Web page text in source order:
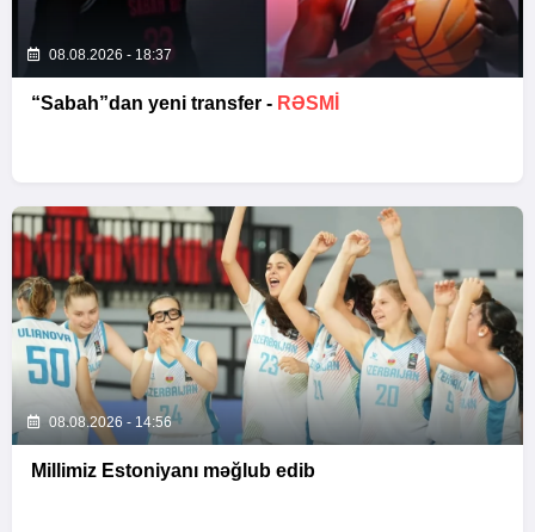
08.08.2026 - 18:37
“Sabah”dan yeni transfer - RƏSMİ
08.08.2026 - 14:56
Millimiz Estoniyanı məğlub edib